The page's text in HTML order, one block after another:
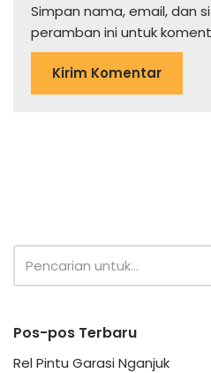
Simpan nama, email, dan
peramban ini untuk
Pos-pos Terbaru
Rel Pintu Garasi Nganjuk